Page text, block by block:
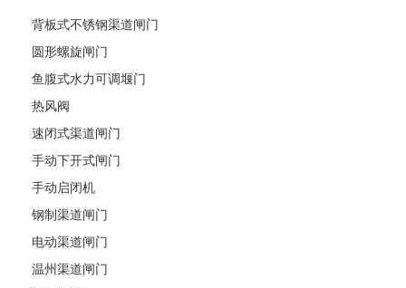
背板式不锈钢渠道闸门
圆形螺旋闸门
鱼腹式水力可调堰门
热风阀
速闭式渠道闸门
手动下开式闸门
手动启闭机
钢制渠道闸门
电动渠道闸门
温州渠道闸门